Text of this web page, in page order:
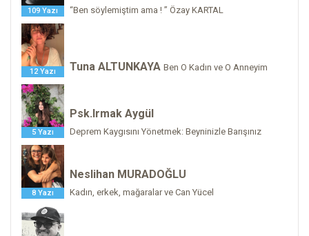
109 Yazı “Ben söylemiştim ama ! ” Özay KARTAL
12 Yazı Tuna ALTUNKAYA Ben O Kadın ve O Anneyim
5 Yazı
Psk.Irmak Aygül
Deprem Kaygısını Yönetmek: Beyninizle Barışınız
8 Yazı
Neslihan MURADOĞLU
Kadın, erkek, mağaralar ve Can Yücel